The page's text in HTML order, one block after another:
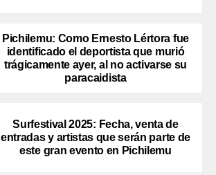
Pichilemu: Como Ernesto Lértora fue
identificado el deportista que murió
trágicamente ayer, al no activarse su
paracaidista
Surfestival 2025: Fecha, venta de
entradas y artistas que serán parte de
este gran evento en Pichilemu